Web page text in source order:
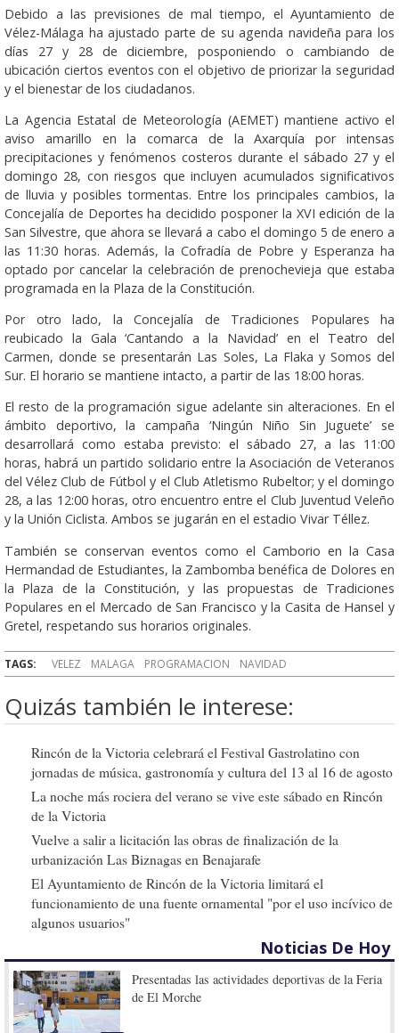
Debido a las previsiones de mal tiempo, el Ayuntamiento de
Vélez-Málaga ha ajustado parte de su agenda navideña para los
días 27 y 28 de diciembre, posponiendo o cambiando de
ubicación ciertos eventos con el objetivo de priorizar la seguridad
y el bienestar de los ciudadanos.
La Agencia Estatal de Meteorología (AEMET) mantiene activo el
aviso amarillo en la comarca de la Axarquía por intensas
precipitaciones y fenómenos costeros durante el sábado 27 y el
domingo 28, con riesgos que incluyen acumulados significativos
de lluvia y posibles tormentas. Entre los principales cambios, la
Concejalía de Deportes ha decidido posponer la XVI edición de la
San Silvestre, que ahora se llevará a cabo el domingo 5 de enero a
las 11:30 horas. Además, la Cofradía de Pobre y Esperanza ha
optado por cancelar la celebración de prenochevieja que estaba
programada en la Plaza de la Constitución.
Por otro lado, la Concejalía de Tradiciones Populares ha
reubicado la Gala ‘Cantando a la Navidad’ en el Teatro del
Carmen, donde se presentarán Las Soles, La Flaka y Somos del
Sur. El horario se mantiene intacto, a partir de las 18:00 horas.
El resto de la programación sigue adelante sin alteraciones. En el
ámbito deportivo, la campaña ‘Ningún Niño Sin Juguete’ se
desarrollará como estaba previsto: el sábado 27, a las 11:00
horas, habrá un partido solidario entre la Asociación de Veteranos
del Vélez Club de Fútbol y el Club Atletismo Rubeltor; y el domingo
28, a las 12:00 horas, otro encuentro entre el Club Juventud Veleño
y la Unión Ciclista. Ambos se jugarán en el estadio Vivar Téllez.
También se conservan eventos como el Camborio en la Casa
Hermandad de Estudiantes, la Zambomba benéfica de Dolores en
la Plaza de la Constitución, y las propuestas de Tradiciones
Populares en el Mercado de San Francisco y la Casita de Hansel y
Gretel, respetando sus horarios originales.
TAGS: VELEZ MALAGA PROGRAMACION NAVIDAD
Quizás también le interese:
Rincón de la Victoria celebrará el Festival Gastrolatino con
jornadas de música, gastronomía y cultura del 13 al 16 de agosto
La noche más rociera del verano se vive este sábado en Rincón
de la Victoria
Vuelve a salir a licitación las obras de finalización de la
urbanización Las Biznagas en Benajarafe
El Ayuntamiento de Rincón de la Victoria limitará el
funcionamiento de una fuente ornamental "por el uso incívico de
algunos usuarios"
Noticias De Hoy
Presentadas las actividades deportivas de la Feria
de El Morche